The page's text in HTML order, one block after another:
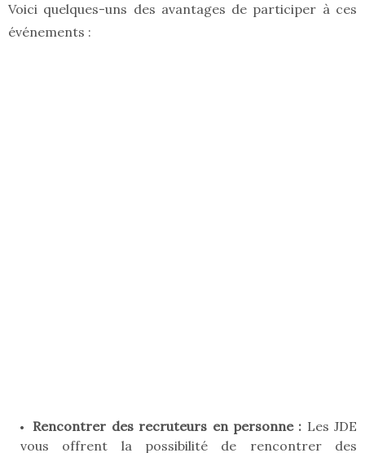
Voici quelques-uns des avantages de participer à ces
événements :
Rencontrer des recruteurs en personne : Les JDE
vous offrent la possibilité de rencontrer des